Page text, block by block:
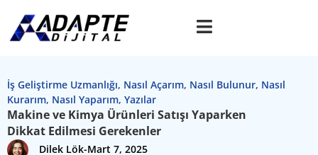
İş Geliştirme Uzmanlığı, Nasıl Açarım, Nasıl Bulunur, Nasıl
Kurarım, Nasıl Yaparım, Yazılar
Makine ve Kimya Ürünleri Satışı Yaparken
Dikkat Edilmesi Gerekenler
Dilek Lök-Mart 7, 2025